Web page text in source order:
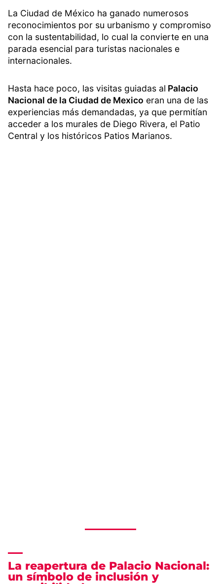
La Ciudad de México ha ganado numerosos
reconocimientos por su urbanismo y compromiso
con la sustentabilidad, lo cual la convierte en una
parada esencial para turistas nacionales e
internacionales.
Hasta hace poco, las visitas guiadas al Palacio
Nacional de la Ciudad de Mexico eran una de las
experiencias más demandadas, ya que permitían
acceder a los murales de Diego Rivera, el Patio
Central y los históricos Patios Marianos.
La reapertura de Palacio Nacional:
un símbolo de inclusión y